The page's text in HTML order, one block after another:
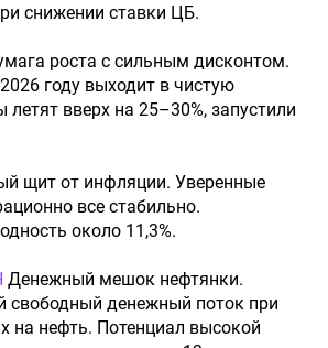
снижении ставки ЦБ.
роста с сильным дисконтом.
году выходит в чистую
вверх на 25–30%, запустили
щит от инфляции. Уверенные
все стабильно.
около 11,3%.
Денежный мешок нефтянки.
свободный денежный поток при
на нефть. Потенциал высокой